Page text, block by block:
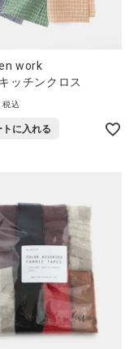
work
ッチンクロス
税込
トに入れる